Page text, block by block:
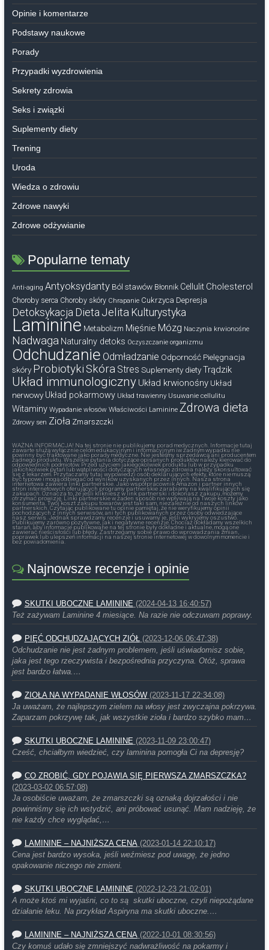
Opinie i komentarze
Podstawy naukowe
Porady
Przypadki wyzdrowienia
Sekrety zdrowia
Seks i związki
Suplementy diety
Trening
Uroda
Wiedza o zdrowiu
Zdrowe nawyki
Zdrowe odżywianie
Popularne tematy
Anti-aging Antyoksydanty Ból stawów Błonnik Cellulit Cholesterol
Choroby serca Choroby skóry Chrapanie Cukrzyca Depresja
Detoksykacja Dieta Jelita Kulturystyka
Laminine Metabolizm Mięśnie Mózg Naczynia krwionośne
Nadwaga Naturalny detoks Oczyszczanie organizmu
Odchudzanie Odmładzanie Odporność Pielęgnacja
skóry Probiotyki Skóra Stres Suplementy diety Trądzik
Układ immunologiczny Układ krwionośny Układ
nerwowy Układ pokarmowy Układ trawienny Usuwanie cellulitu
Witaminy Wypadanie włosów Właściwości Laminine Zdrowa dieta
Zdrowy sen Zioła Zmarszczki
WAŻNA INFORMACJA! Na tej stronie nie publikujemy porad medycznych. Informacje tutaj
zawarte służą wyłącznie celom edukacyjnym i informacyjnym iw żadnym wypadku nie
powinny być traktowane jako porady medyczne. Nie jesteśmy sprzedawcą ani producentem
żadnego produktu. Wszelkie pytania dotyczące opisanych produktów należy kierować do
odpowiednich podmiotów. Przed użyciem jakiegokolwiek produktu lub w przypadku
jakichkolwiek pytań lub wątpliwości dotyczących własnego zdrowia należy skonsultować
się z lekarzem. Przytaczamy tutaj wypowiedzi osób deklarujących efekty, które nie muszą
być typowe i mogą odbiegać od wyników uzyskanych przez innych. Nasza strona
internetowa zawiera linki partnerskie. Jako współpracownik Amazon i partner innych
stron internetowych oferujących programy partnerskie zarabiamy na kwalifikujących się
zakupach. Oznacza to, że jeśli klikniesz w link partnerski i dokonasz zakupu, możemy
otrzymać prowizję. Linki partnerskie w żaden sposób nie wpływają na Twoje koszty jako
konsumenta. Twój koszt zakupu towarów jest taki sam, niezależnie od naszych linków
partnerskich. Czytając publikowane tu opinie pamiętaj, że nie weryfikujemy opinii
pochodzących z innych serwisów, ani tych publikowanych przez osoby odwiedzające
nasz serwis. Jednak sprawdzamy recenzje i usuwamy je, jeśli wykryjemy oszustwo.
Publikujemy zarówno pozytywne, jak i negatywne recenzje. Chociaż dokładamy wszelkich
starań, aby informacje publikowane na tej stronie były dokładne i aktualne, mogą one
zawierać nieścisłości lub błędy. Zastrzegamy sobie prawo do wprowadzania zmian,
poprawek lub ulepszeń informacji na naszej stronie internetowej w dowolnym momencie i
bez powiadomienia.
Najnowsze recenzje i opinie
SKUTKI UBOCZNE LAMININE (2024-04-13 16:40:57)
Też zażywam Laminine 4 miesiące. Na razie nie odczuwam poprawy.
PIĘĆ ODCHUDZAJĄCYCH ZIÓŁ (2023-12-06 06:47:38)
Odchudzanie nie jest żadnym problemem, jeśli uświadomisz sobie,
jaka jest tego rzeczywista i bezpośrednia przyczyna. Otóż, sprawa
jest bardzo łatwa.…
ZIOŁA NA WYPADANIE WŁOSÓW (2023-11-17 22:34:08)
Ja uważam, że najlepszym zielem na włosy jest zwyczajna pokrzywa.
Zaparzam pokrzywę tak, jak wszystkie zioła i bardzo szybko mam…
SKUTKI UBOCZNE LAMININE (2023-11-09 23:00:47)
Cześć, chciałbym wiedzieć, czy laminina pomogła Ci na depresję?
CO ZROBIĆ, GDY POJAWIA SIĘ PIERWSZA ZMARSZCZKA?
(2023-03-02 06:57:08)
Ja osobiście uważam, że zmarszczki są oznaką dojrzałości i nie
powinniśmy się ich wstydzić, ani próbować usunąć. Mam nadzieję, że
nie każdy chce wyglądać,…
LAMININE – NAJNIŻSZA CENA (2023-01-14 22:10:17)
Cena jest bardzo wysoka, jeśli weźmiesz pod uwagę, że jedno
opakowanie niczego nie zmieni.
SKUTKI UBOCZNE LAMININE (2022-12-23 21:02:01)
A może ktoś mi wyjaśni, co to są skutki uboczne, czyli niepożądane
działanie leku. Na przykład Aspiryna ma skutki uboczne.…
LAMININE – NAJNIŻSZA CENA (2022-10-01 08:30:56)
Czy komuś udało się zmniejszyć nadwrażliwość na pokarmy i